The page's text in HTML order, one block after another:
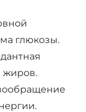
глюкозы.
жиров.